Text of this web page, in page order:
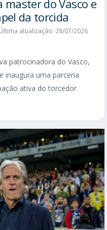
do Vasco e
da torcida
Última atualização: 28/07/2026
patrocinadora do Vasco,
inaugura uma parceria
ativa do torcedor